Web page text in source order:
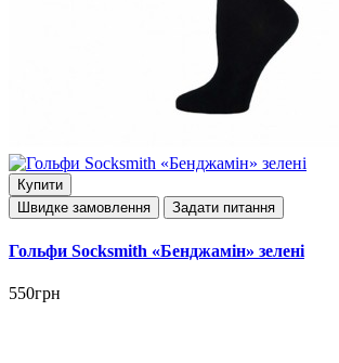
Купити
Швидке замовлення
Задати питання
Гольфи Socksmith «Бенджамін» зелені
550грн